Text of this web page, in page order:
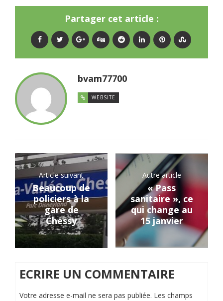
Partager cet article :
bvam77700
WEBSITE
Article suivant
Beaucoup de
policiers à la
gare de
Chessy
Autre article
« Pass
sanitaire », ce
qui change au
15 janvier
ECRIRE UN COMMENTAIRE
Votre adresse e-mail ne sera pas publiée. Les champs